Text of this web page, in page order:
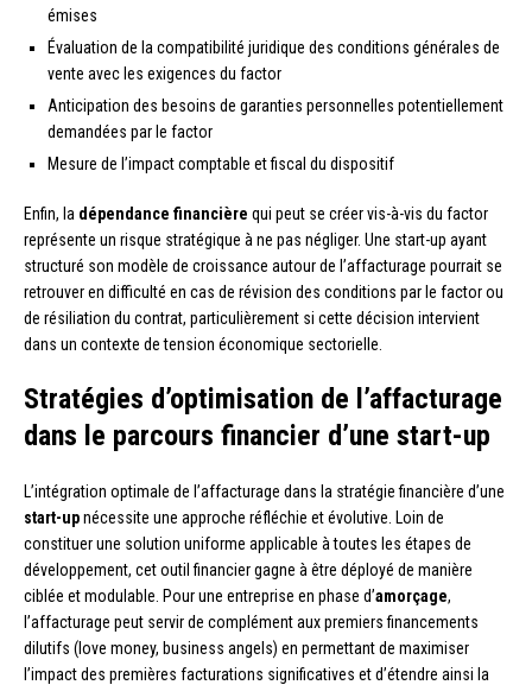
émises
Évaluation de la compatibilité juridique des conditions générales de
vente avec les exigences du factor
Anticipation des besoins de garanties personnelles potentiellement
demandées par le factor
Mesure de l’impact comptable et fiscal du dispositif
Enfin, la dépendance financière qui peut se créer vis-à-vis du factor
représente un risque stratégique à ne pas négliger. Une start-up ayant
structuré son modèle de croissance autour de l’affacturage pourrait se
retrouver en difficulté en cas de révision des conditions par le factor ou
de résiliation du contrat, particulièrement si cette décision intervient
dans un contexte de tension économique sectorielle.
Stratégies d’optimisation de l’affacturage
dans le parcours financier d’une start-up
L’intégration optimale de l’affacturage dans la stratégie financière d’une
start-upnécessite une approche réfléchie et évolutive. Loin de
constituer une solution uniforme applicable à toutes les étapes de
développement, cet outil financier gagne à être déployé de manière
ciblée et modulable. Pour une entreprise en phase d’amorçage,
l’affacturage peut servir de complément aux premiers financements
dilutifs (love money, business angels) en permettant de maximiser
l’impact des premières facturations significatives et d’étendre ainsi la